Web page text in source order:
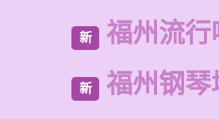
新 福州流行
新 福州钢琴